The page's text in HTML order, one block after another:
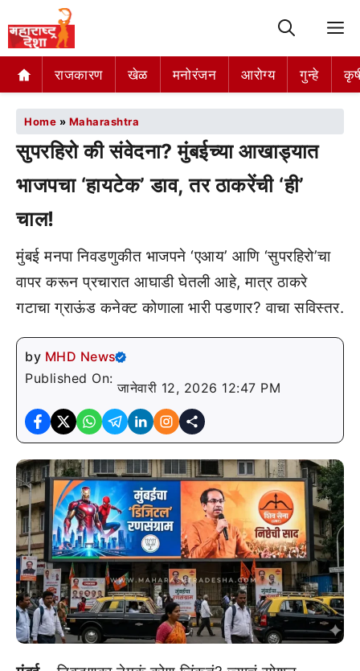
राजकारण खेळ मनोरंजन आरोग्य गुन्हे
Home » Maharashtra
सुपरहिरो की संवेदना? मुंबईच्या आखाड्यात
भाजपचा ‘हायटेक’ डाव, तर ठाकरेंची ‘ही’
चाल!
मुंबई मनपा निवडणुकीत भाजपने ‘एआय’ आणि ‘सुपरहिरो’चा
वापर करून प्रचारात आघाडी घेतली आहे, मात्र ठाकरे
गटाचा ग्राऊंड कनेक्ट कोणाला भारी पडणार? वाचा सविस्तर.
by MHD News
Published On:
जानेवारी 12, 2026 12:47 PM